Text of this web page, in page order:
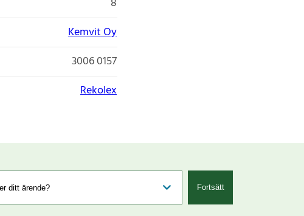
Kemvit Oy
3006 0157
Rekolex
Fortsätt